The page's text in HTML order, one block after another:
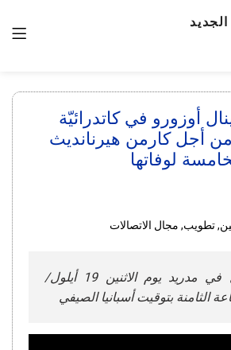
أوزورو في كاتدرائيّة
أجل كارمن هيرنانديث
لوفاتها
,تطويب, مجال الاتصالات
سيُقام الاحتفال في مدريد يوم الاثنين 19 أيلول/
الثامنة بتوقيت أسبانيا الصيفي